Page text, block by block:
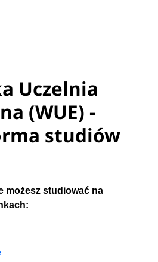
Uczelnia
(WUE) -
studiów
możesz studiować na